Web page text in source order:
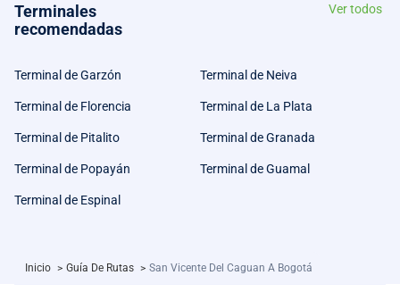
Terminales
recomendadas
Ver todos
Terminal de Garzón Terminal de Neiva
Terminal de Florencia Terminal de La Plata
Terminal de Pitalito Terminal de Granada
Terminal de Popayán Terminal de Guamal
Terminal de Espinal
Inicio > Guía De Rutas > San Vicente Del Caguan A Bogotá